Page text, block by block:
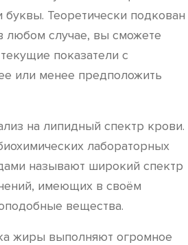
Теоретически подкован
любом случае, вы сможете
показатели с
или менее предположить
на липидный спектр крови.
лабораторных
называют широкий спектр
имеющих в своём
вещества.
жиры выполняют огромное